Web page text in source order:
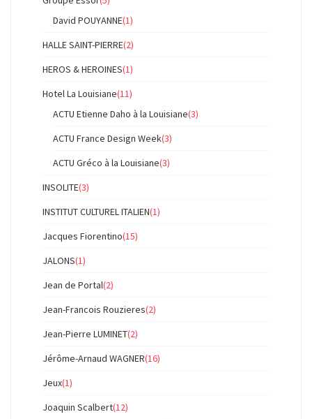
David POUYANNE(1)
HALLE SAINT-PIERRE(2)
HEROS & HEROINES(1)
Hotel La Louisiane(11)
ACTU Etienne Daho à la Louisiane(3)
ACTU France Design Week(3)
ACTU Gréco à la Louisiane(3)
INSOLITE(3)
INSTITUT CULTUREL ITALIEN(1)
Jacques Fiorentino(15)
JALONS(1)
Jean de Portal(2)
Jean-Francois Rouzieres(2)
Jean-Pierre LUMINET(2)
Jérôme-Arnaud WAGNER(16)
Jeux(1)
Joaquin Scalbert(12)